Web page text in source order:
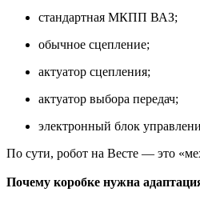
стандартная МКПП ВАЗ;
обычное сцепление;
актуатор сцепления;
актуатор выбора передач;
электронный блок
По сути, робот на Весте — это
Почему коробке нужна